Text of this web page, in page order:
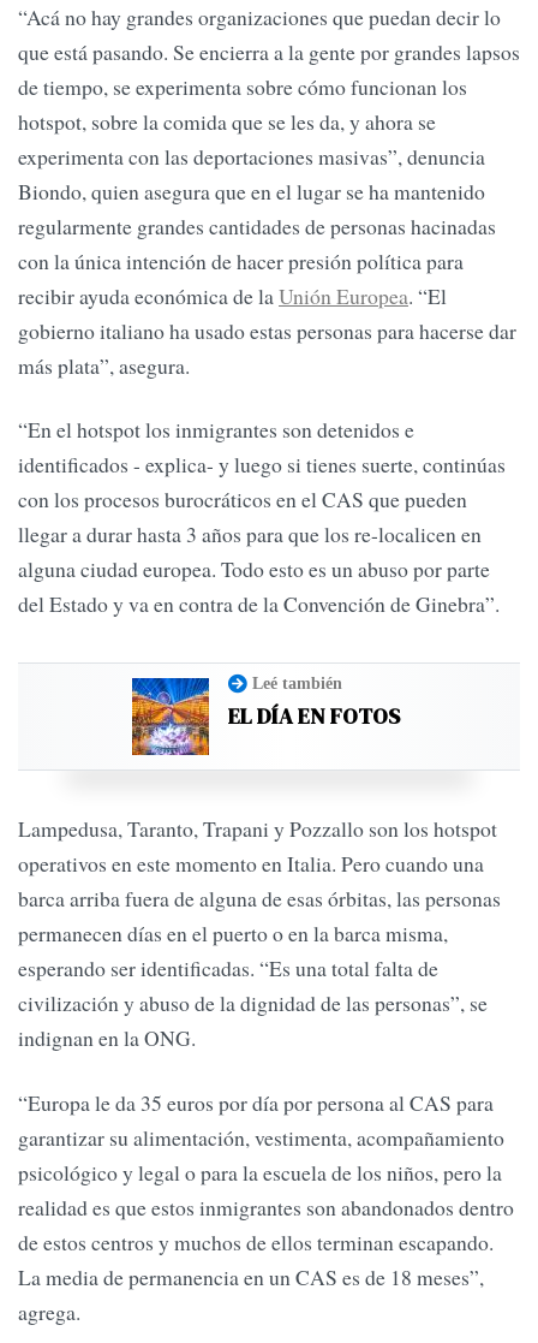
“Acá no hay grandes organizaciones que puedan decir lo
que está pasando. Se encierra a la gente por grandes lapsos
de tiempo, se experimenta sobre cómo funcionan los
hotspot, sobre la comida que se les da, y ahora se
experimenta con las deportaciones masivas”, denuncia
Biondo, quien asegura que en el lugar se ha mantenido
regularmente grandes cantidades de personas hacinadas
con la única intención de hacer presión política para
recibir ayuda económica de laUnión Europea. “El
gobierno italiano ha usado estas personas para hacerse dar
más plata”, asegura.
“En el hotspot los inmigrantes son detenidos e
identificados - explica- y luego si tienes suerte, continúas
con los procesos burocráticos en el CAS que pueden
llegar a durar hasta 3 años para que los re-localicen en
alguna ciudad europea. Todo esto es un abuso por parte
del Estado y va en contra de la Convención de Ginebra”.
Leé también
EL DÍA EN FOTOS
Lampedusa, Taranto, Trapani y Pozzallo son los hotspot
operativos en este momento en Italia. Pero cuando una
barca arriba fuera de alguna de esas órbitas, las personas
permanecen días en el puerto o en la barca misma,
esperando ser identificadas. “Es una total falta de
civilización y abuso de la dignidad de las personas”, se
indignan en la ONG.
“Europa le da 35 euros por día por persona al CAS para
garantizar su alimentación, vestimenta, acompañamiento
psicológico y legal o para la escuela de los niños, pero la
realidad es que estos inmigrantes son abandonados dentro
de estos centros y muchos de ellos terminan escapando.
La media de permanencia en un CAS es de 18 meses”,
agrega.